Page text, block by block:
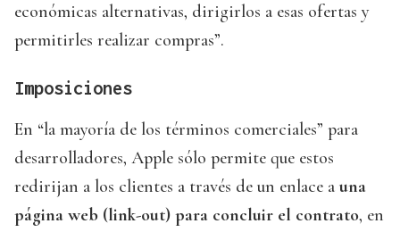
económicas alternativas, dirigirlos a esas ofertas y
permitirles realizar compras”.
Imposiciones
En “la mayoría de los términos comerciales” para
desarrolladores, Apple sólo permite que estos
redirijan a los clientes a través de un enlace a una
página web (link-out) para concluir el contrato, en